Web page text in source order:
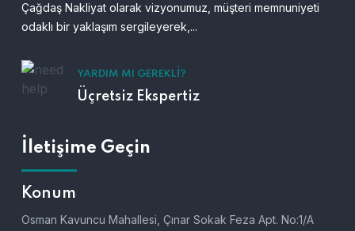
Çağdaş Nakliyat olarak vizyonumuz, müşteri memnuniyeti
odaklı bir yaklaşım sergileyerek,...
YARDIM MI GEREKLI?
Üçretsiz Ekspertiz
İletişime Geçin
Konum
Osman Kavuncu Mahallesi, Çınar Sokak Feza Apt. No:1/A